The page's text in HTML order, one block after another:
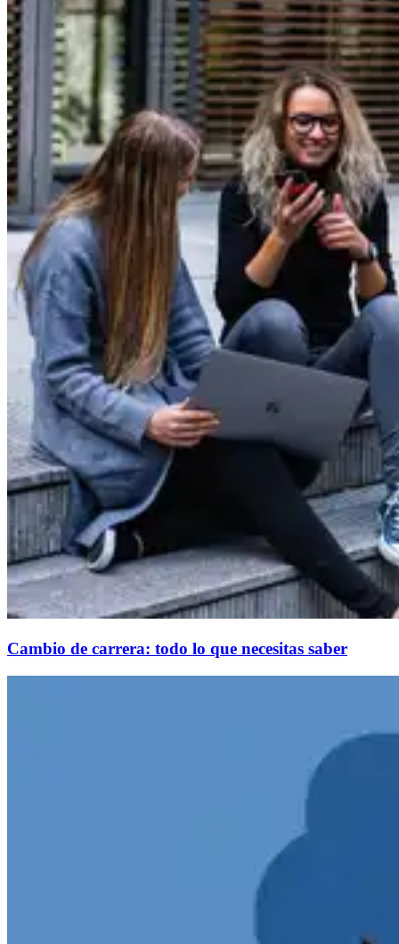
Cambio de carrera: todo lo que necesitas saber